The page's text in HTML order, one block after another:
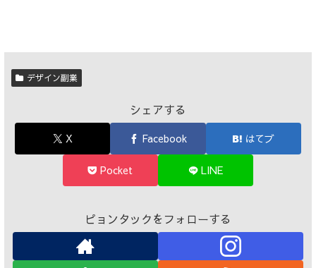
デザイン副業
シェアする
X Facebook はてブ
Pocket LINE
ピョンタックをフォローする